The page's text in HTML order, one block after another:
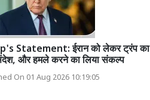
Statement: ईरान को लेकर ट्रंप का
और हमले करने का लिया संकल्प
On 01 Aug 2026 10:19:05